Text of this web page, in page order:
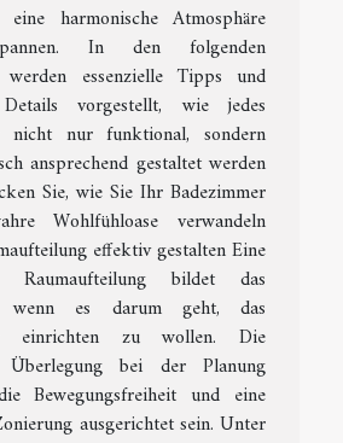
harmonische Atmosphäre
In den folgenden
werden essenzielle Tipps und
vorgestellt, wie jedes
nicht nur funktional, sondern
ansprechend gestaltet werden
Sie, wie Sie Ihr Badezimmer
Wohlfühloase verwandeln
effektiv gestalten Eine
Raumaufteilung bildet das
wenn es darum geht, das
einrichten zu wollen. Die
Überlegung bei der Planung
Bewegungsfreiheit und eine
ausgerichtet sein. Unter